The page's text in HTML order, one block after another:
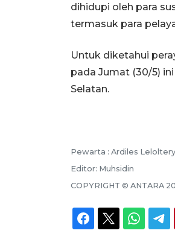
dihidupi oleh para
termasuk para
Untuk diketahui
pada Jumat (30/5)
Selatan.
Pewarta : Ardiles Leloltery
Editor: Muhsidin
COPYRIGHT © ANTARA